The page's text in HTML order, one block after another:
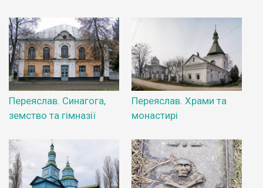
Переяслав. Синагога,
земство та гімназії
Переяслав. Храми та
монастирі